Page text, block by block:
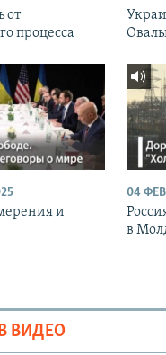
от
процесса
и
04
в
ВИДЕО